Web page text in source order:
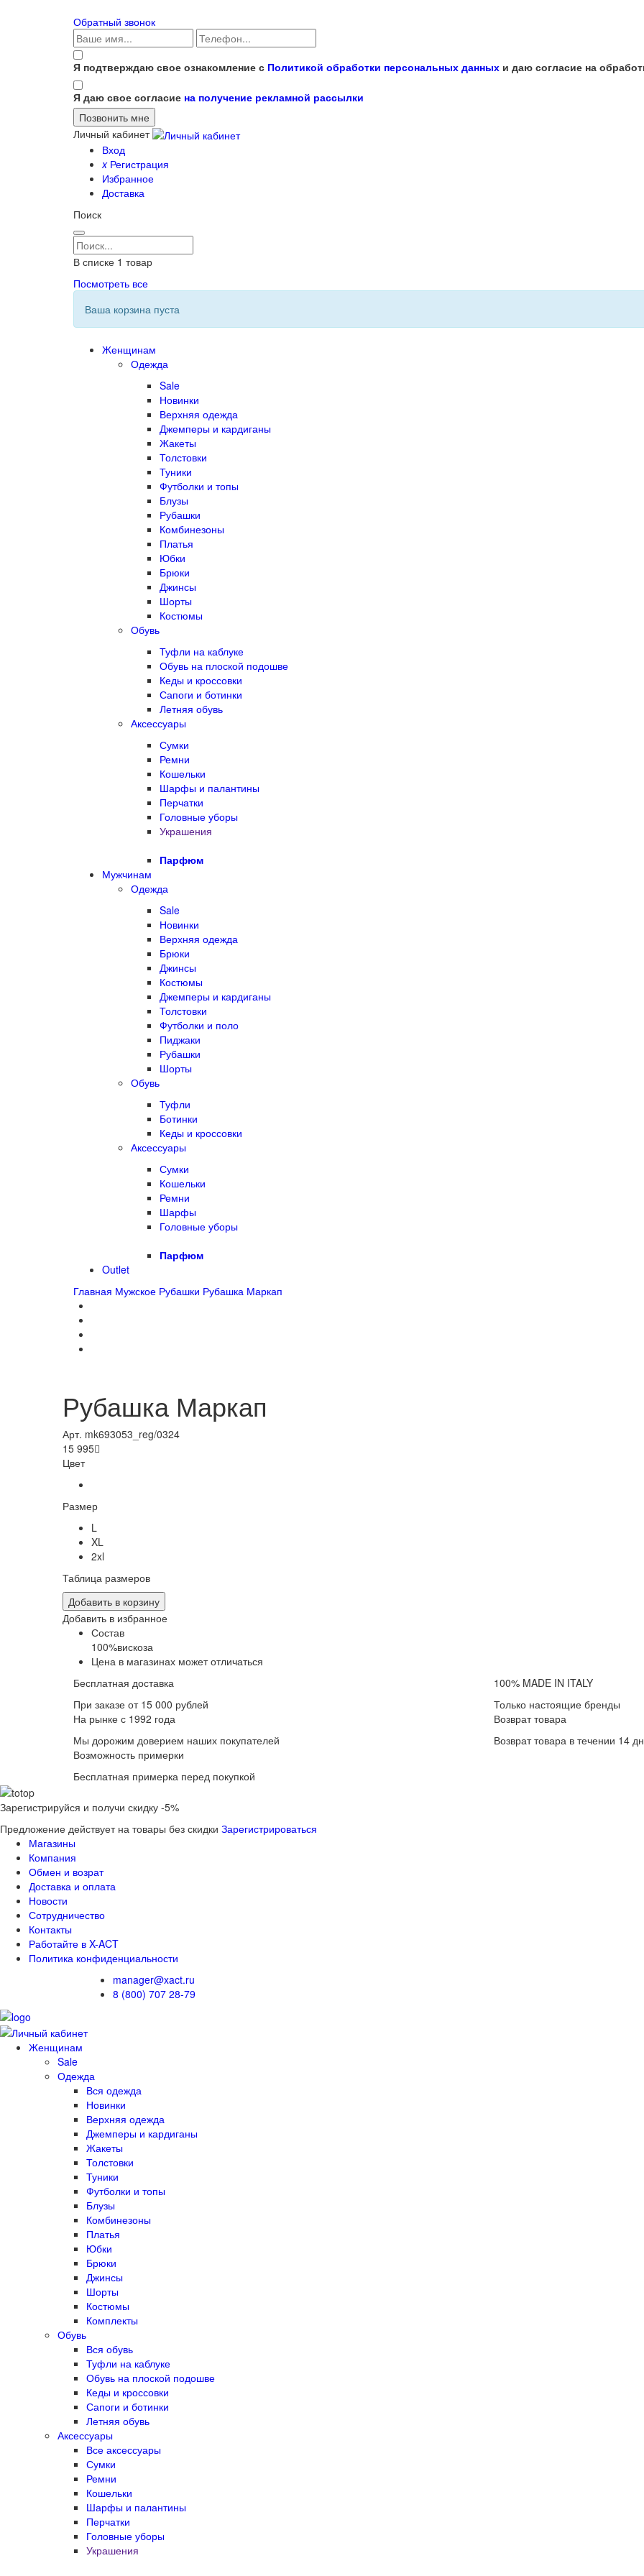
Обратный звонок
Я подтверждаю свое ознакомление с Политикой обработки персональных данных и даю согласие на
Я даю свое согласие на получение рекламной рассылки
Личный кабинет
Вход
xРегистрация
Избранное
Доставка
Поиск
В списке 1 товар
Посмотреть все
Ваша корзина пуста
Женщинам
Одежда
Sale
Новинки
Верхняя одежда
Джемперы и кардиганы
Жакеты
Толстовки
Туники
Футболки и топы
Блузы
Рубашки
Комбинезоны
Платья
Юбки
Брюки
Джинсы
Шорты
Костюмы
Обувь
Туфли на каблуке
Обувь на плоской подошве
Кеды и кроссовки
Сапоги и ботинки
Летняя обувь
Аксессуары
Сумки
Ремни
Кошельки
Шарфы и палантины
Перчатки
Головные уборы
Украшения
Парфюм
Мужчинам
Одежда
Sale
Новинки
Верхняя одежда
Брюки
Джинсы
Костюмы
Джемперы и кардиганы
Толстовки
Футболки и поло
Пиджаки
Рубашки
Шорты
Обувь
Туфли
Ботинки
Кеды и кроссовки
Аксессуары
Сумки
Кошельки
Ремни
Шарфы
Головные уборы
Парфюм
Outlet
Главная Мужское Рубашки Рубашка Маркап
Рубашка Маркап
Арт. mk693053_reg/0324
15 995
Цвет
Размер
L
XL
2xl
Таблица размеров
Добавить в корзину
Добавить в избранное
Состав
100%вискоза
Цена в магазинах может отличаться
Бесплатная доставка
При заказе от 15 000 рублей
100% MADE IN ITALY
Только настоящие бренды
На рынке с 1992 года
Мы дорожим доверием наших покупателей
Возврат товара
Возврат товара в течении 14
Возможность примерки
Бесплатная примерка перед покупкой
Зарегистрируйся и получи скидку -5%
Предложение действует на товары без скидки Зарегистрироваться
Магазины
Компания
Обмен и возрат
Доставка и оплата
Новости
Сотрудничество
Контакты
Работайте в X-ACT
Политика конфиденциальности
manager@xact.ru
8 (800) 707 28-79
Женщинам
Sale
Одежда
Вся одежда
Новинки
Верхняя одежда
Джемперы и кардиганы
Жакеты
Толстовки
Туники
Футболки и топы
Блузы
Комбинезоны
Платья
Юбки
Брюки
Джинсы
Шорты
Костюмы
Комплекты
Обувь
Вся обувь
Туфли на каблуке
Обувь на плоской подошве
Кеды и кроссовки
Сапоги и ботинки
Летняя обувь
Аксессуары
Все аксессуары
Сумки
Ремни
Кошельки
Шарфы и палантины
Перчатки
Головные уборы
Украшения